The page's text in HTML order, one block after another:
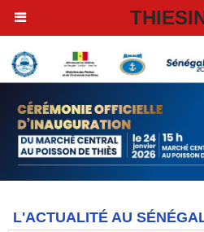
L'ACTUALITÉ AU